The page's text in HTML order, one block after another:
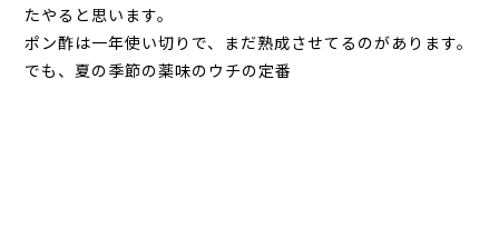
たやると思います。
ポン酢は一年使い切りで、まだ熟成させてるのがあります。
でも、夏の季節の薬味のウチの定番